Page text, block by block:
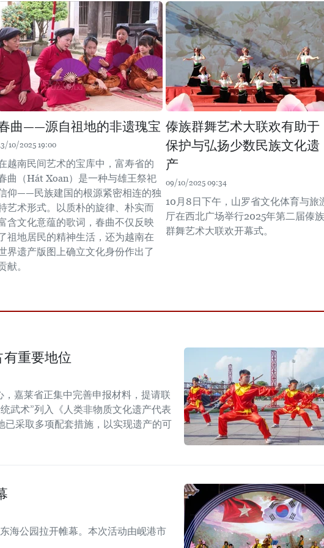
曲——源自祖地的非遗瑰宝
10/2025 19:00
越南民间艺术的宝库中，富寿省的
曲（Hát Xoan）是一种与雄王祭祀
仰——民族建国的根源紧密相连的独
艺术形式。以质朴的旋律、朴实而
含文化意蕴的歌词，春曲不仅反映
祖地居民的精神生活，还为越南在
界遗产版图上确立文化身份作出了
献。
傣族群舞艺术大联欢有助于
保护与弘扬少数民族文化遗
产
09/10/2025 09:34
10月8日下午，山罗省文化体育与旅
厅在西北广场举行2025年第二届傣族
群舞艺术大联欢开幕式。
重要地位
嘉莱省正集中完善申报材料，提请联
武术”列入《人类非物质文化遗产代表
采取多项配套措施，以实现遗产的可
海公园拉开帷幕。本次活动由岘港市